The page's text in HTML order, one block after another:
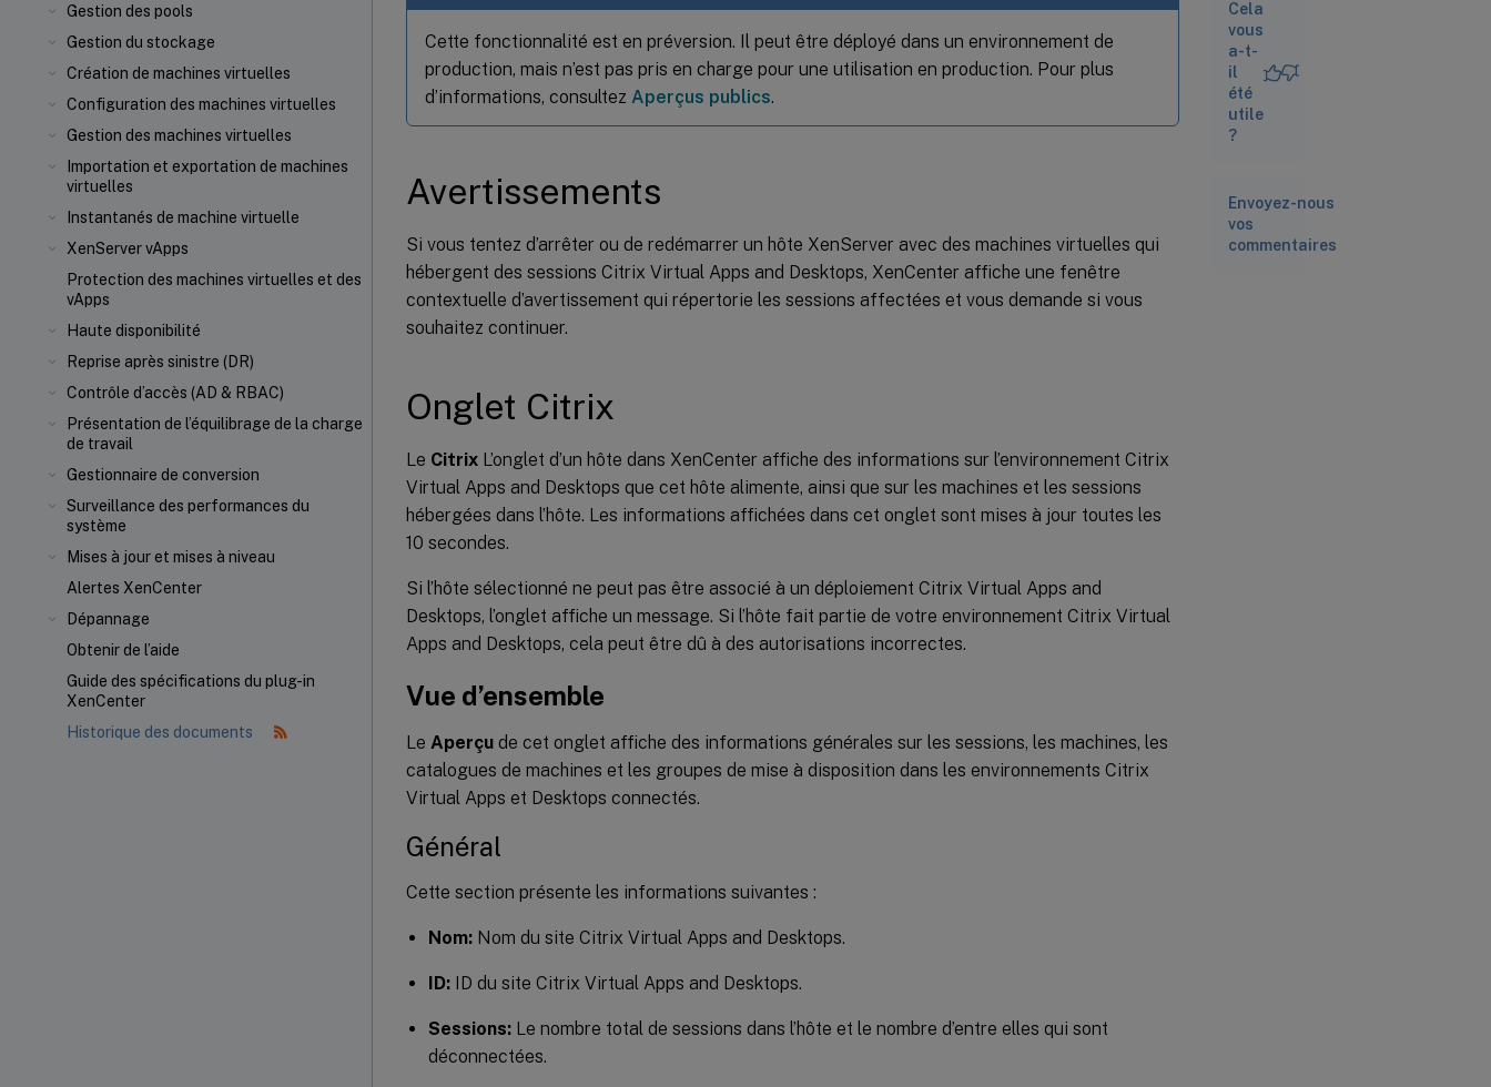
Gestion des pools
Gestion du stockage
Création de machines virtuelles
Configuration des machines virtuelles
Gestion des machines virtuelles
Importation et exportation de machines
virtuelles
Instantanés de machine virtuelle
XenServer vApps
Protection des machines virtuelles et des
vApps
Haute disponibilité
Reprise après sinistre (DR)
Contrôle d’accès (AD & RBAC)
Présentation de l’équilibrage de la charge
de travail
Gestionnaire de conversion
Surveillance des performances du
système
Mises à jour et mises à niveau
Alertes XenCenter
Dépannage
Obtenir de l’aide
Guide des spécifications du plug-in
XenCenter
Historique des documents
Cette fonctionnalité est en préversion. Il peut être déployé dans un environnement de
production, mais n’est pas pris en charge pour une utilisation en production. Pour plus
d’informations, consultez Aperçus publics.
Avertissements
Si vous tentez d’arrêter ou de redémarrer un hôte XenServer avec des machines virtuelles qui
hébergent des sessions Citrix Virtual Apps and Desktops, XenCenter affiche une fenêtre
contextuelle d’avertissement qui répertorie les sessions affectées et vous demande si vous
souhaitez continuer.
Onglet Citrix
Le Citrix L’onglet d’un hôte dans XenCenter affiche des informations sur l’environnement Citrix
Virtual Apps and Desktops que cet hôte alimente, ainsi que sur les machines et les sessions
hébergées dans l’hôte. Les informations affichées dans cet onglet sont mises à jour toutes les
10 secondes.
Si l’hôte sélectionné ne peut pas être associé à un déploiement Citrix Virtual Apps and
Desktops, l’onglet affiche un message. Si l’hôte fait partie de votre environnement Citrix Virtual
Apps and Desktops, cela peut être dû à des autorisations incorrectes.
Vue d’ensemble
Le Aperçu de cet onglet affiche des informations générales sur les sessions, les machines, les
catalogues de machines et les groupes de mise à disposition dans les environnements Citrix
Virtual Apps et Desktops connectés.
Général
Cette section présente les informations suivantes :
Nom: Nom du site Citrix Virtual Apps and Desktops.
ID: ID du site Citrix Virtual Apps and Desktops.
Sessions: Le nombre total de sessions dans l’hôte et le nombre d’entre elles qui sont
déconnectées.
Cela
vous
a-t-
il
été
utile
?
Envoyez-nous
vos
commentaires